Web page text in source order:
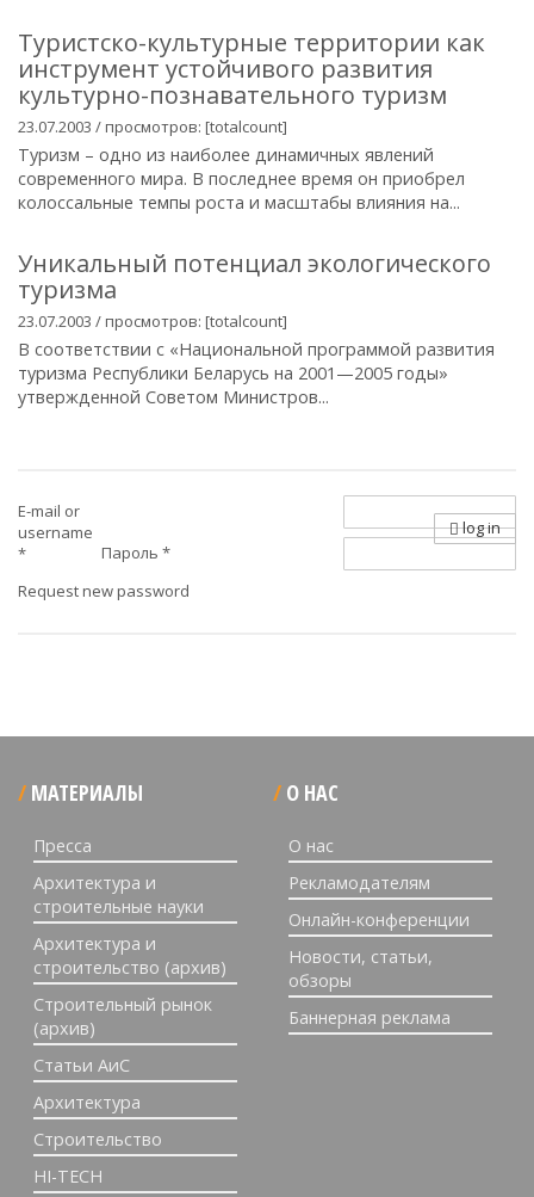
Туристско-культурные территории как
инструмент устойчивого развития
культурно-познавательного туризм
23.07.2003 / просмотров: [totalcount]
Туризм – одно из наиболее динамичных явлений
современного мира. В последнее время он приобрел
колоссальные темпы роста и масштабы влияния на...
Уникальный потенциал экологического
туризма
23.07.2003 / просмотров: [totalcount]
В соответствии с «Национальной программой развития
туризма Республики Беларусь на 2001—2005 годы»
утвержденной Советом Министров...
E-mail or
username
*
Пароль *
Request new password
log in
МАТЕРИАЛЫ
Пресса
Архитектура и
строительные науки
Архитектура и
строительство (архив)
Строительный рынок
(архив)
Статьи АиС
Архитектура
Строительство
HI-TECH
О НАС
О нас
Рекламодателям
Онлайн-конференции
Новости, статьи,
обзоры
Баннерная реклама